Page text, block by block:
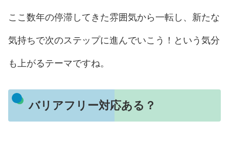
ここ数年の停滞してきた雰囲気から一転し、新たな
気持ちで次のステップに進んでいこう！という気分
も上がるテーマですね。
バリアフリー対応ある？